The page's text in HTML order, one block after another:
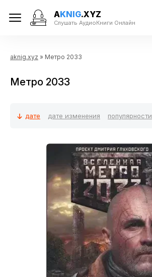
AKNIG.XYZ
Слушать АудиоКниги Онлайн
aknig.xyz » Метро 2033
Метро 2033
дате дате изменения популярности